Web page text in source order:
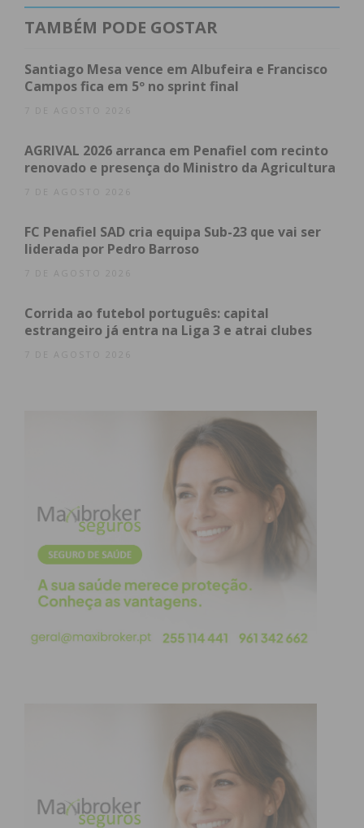
quintal da sua habitação. Em circunstâncias ainda
Como a estrutura
metálica estava encostada a um muro, com a queda,
uma altura de mais de três metros.
“À nossa chegada a vítima estava em paragem
cabeça. Foram iniciadas manobras de reanimação
com apoio da equipa da viatura médica de
IMEDIATO José Silva, comandante dos Bombeiros
Penafiel e pela equipa da viatura médica de
emergência e reanimação do Vale do Sousa, mas a
óbito foi declarado no local. O corpo foi
transportado para o Instituto de Medicina Legal do
Hospital Padre Américo, em Penafiel.
Subscreva a newsletter do
Imediato
Assine nossa newsletter por e-mail e
Eu li e concordo com os termos e
condições
TAMBÉM PODE GOSTAR
Santiago Mesa vence em Albufeira e Francisco
Campos fica em 5º no sprint final
7 DE AGOSTO 2026
AGRIVAL 2026 arranca em Penafiel com recinto
renovado e presença do Ministro da Agricultura
7 DE AGOSTO 2026
FC Penafiel SAD cria equipa Sub-23 que vai ser
liderada por Pedro Barroso
7 DE AGOSTO 2026
Corrida ao futebol português: capital
estrangeiro já entra na Liga 3 e atrai clubes
7 DE AGOSTO 2026